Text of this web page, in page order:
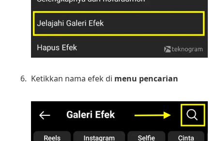
Ketikkan nama efek di menu pencarian